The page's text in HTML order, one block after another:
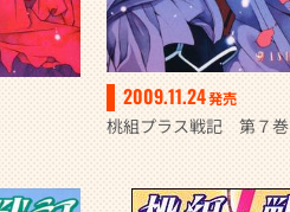
2009.11.24発売
桃組プラス戦記 第７巻